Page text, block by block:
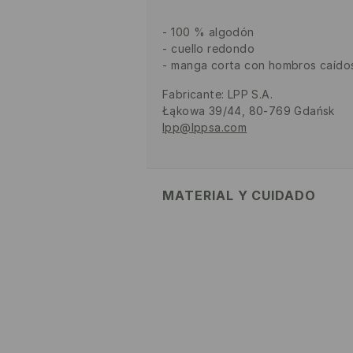
100 % algodón
cuello redondo
manga corta con hombros
Fabricante: LPP S.A.
Łąkowa 39/44, 80-769 Gdańsk
lpp@lppsa.com
MATERIAL Y CUIDADO